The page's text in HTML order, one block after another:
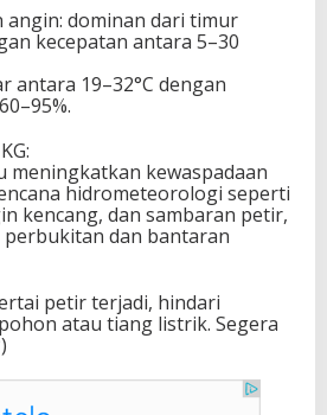
angin: dominan dari timur
kecepatan antara 5–30
antara 19–32°C dengan
meningkatkan kewaspadaan
hidrometeorologi seperti
kencang, dan sambaran petir,
dan bantaran
petir terjadi, hindari
atau tiang listrik. Segera